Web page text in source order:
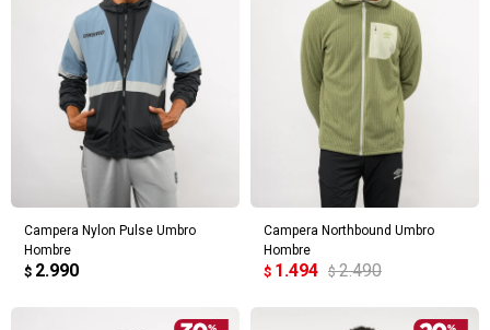
Campera Nylon Pulse Umbro
Hombre
$ 2.990
Campera Northbound Umbro
Hombre
$ 1.494 $ 2.490